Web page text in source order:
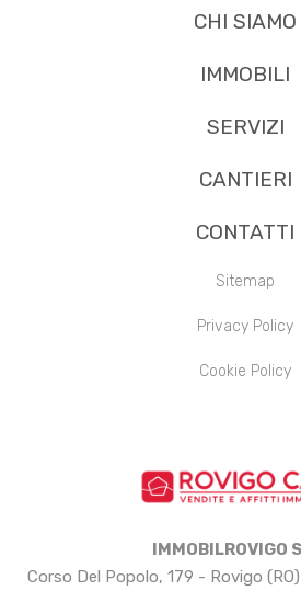
CHI SIAMO
IMMOBILI
SERVIZI
CANTIERI
CONTATTI
Sitemap
Privacy Policy
Cookie Policy
IMMOBILROVIGO
Corso Del Popolo, 179 - Rovigo